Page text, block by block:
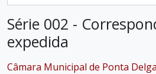
Série 002 -
expedida
Câmara Municipal de Ponta